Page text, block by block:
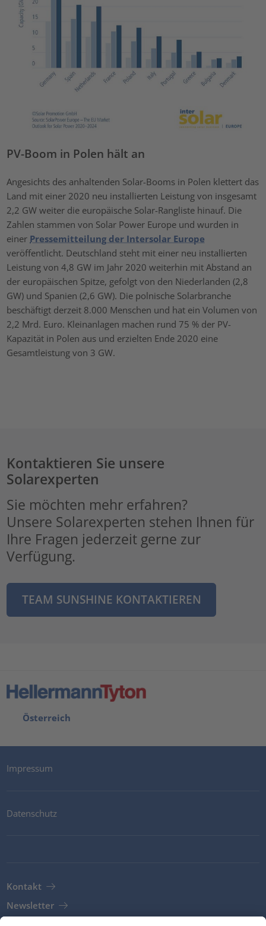
PV-Boom in Polen hält an
Angesichts des anhaltenden Solar-Booms in Polen klettert das
Land mit einer 2020 neu installierten Leistung von insgesamt
2,2 GW weiter die europäische Solar-Rangliste hinauf. Die
Zahlen stammen von Solar Power Europe und wurden in
einer Pressemitteilung der Intersolar Europe
veröffentlicht. Deutschland steht mit einer neu installierten
Leistung von 4,8 GW im Jahr 2020 weiterhin mit Abstand an
der europäischen Spitze, gefolgt von den Niederlanden (2,8
GW) und Spanien (2,6 GW). Die polnische Solarbranche
beschäftigt derzeit 8.000 Menschen und hat ein Volumen von
2,2 Mrd. Euro. Kleinanlagen machen rund 75 % der PV-
Kapazität in Polen aus und erzielten Ende 2020 eine
Gesamtleistung von 3 GW.
Kontaktieren Sie unsere
Solarexperten
Sie möchten mehr erfahren?
Unsere Solarexperten stehen Ihnen für
Ihre Fragen jederzeit gerne zur
Verfügung.
TEAM SUNSHINE KONTAKTIEREN
Österreich
Impressum
Datenschutz
Kontakt
Newsletter